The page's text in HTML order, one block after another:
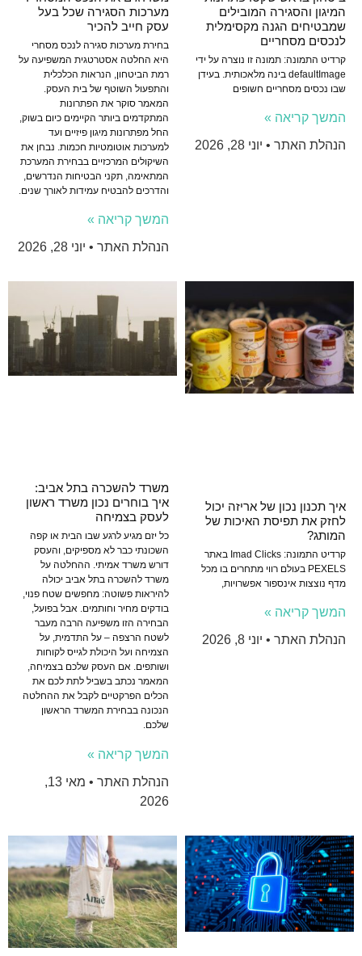
המיגון והסגירה המובילים
שמבטיחים הגנה מקסימלית
לנכסים מסחריים
קרדיט התמונה: תמונה זו נוצרה על ידי
defaultImage בינה מלאכותית. בעידן
שבו נכסים מסחריים חשופים
המשך קריאה »
הנהלת האתר יוני 28, 2026
מערכות הסגירה שכל בעל
עסק חייב להכיר
בחירת מערכות סגירה לנכס מסחרי
היא החלטה אסטרטגית המשפיעה על
רמת הביטחון, הנראות הכלכלית
והתפעול השוטף של בית העסק.
המאמר סוקר את הפתרונות
המתקדמים ביותר הקיימים כיום בשוק,
החל מפתרונות מיגון פיזיים ועד
למערכות אוטומטיות חכמות. נבחן את
השיקולים המרכזיים בבחירת המערכת
המתאימה, תקני הבטיחות הנדרשים,
והדרכים להבטיח עמידות לאורך שנים.
המשך קריאה »
הנהלת האתר יוני 28, 2026
איך תכנון נכון של אריזה יכול
לחזק את תפיסת האיכות של
המותג?
קרדיט התמונה: Imad Clicks באתר
PEXELS בעולם רווי מתחרים בו מכל
מדף נוצצות אינספור אפשרויות,
המשך קריאה »
הנהלת האתר יוני 8, 2026
משרד להשכרה בתל אביב:
איך בוחרים נכון משרד ראשון
לעסק בצמיחה
כל יזם מגיע לרגע שבו הבית או קפה
השכונתי כבר לא מספיקים, והעסק
דורש משרד אמיתי. ההחלטה על
משרד להשכרה בתל אביב יכולה
להיראות פשוטה: מחפשים שטח פנוי,
בודקים מחיר וחותמים. אבל בפועל,
הבחירה הזו משפיעה הרבה מעבר
לשטח הרצפה – על התדמית, על
הצמיחה ועל היכולת לגייס לקוחות
ושותפים. אם העסק שלכם בצמיחה,
המאמר נכתב בשביל לתת לכם את
הכלים הפרקטיים לקבל את ההחלטה
הנכונה בבחירת המשרד הראשון
שלכם.
המשך קריאה »
הנהלת האתר
מאי 13,
2026